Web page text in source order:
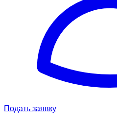
Подать заявку